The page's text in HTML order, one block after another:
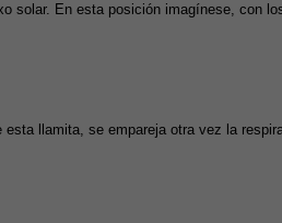
solar. En esta posición imagínese, con
llamita, se empareja otra vez la